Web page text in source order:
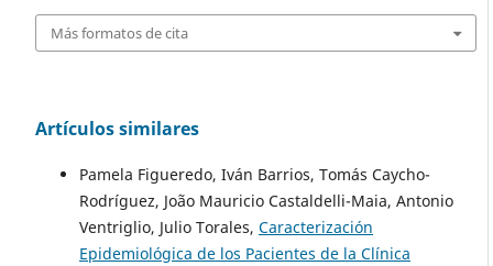
Más formatos de cita
Artículos similares
Pamela Figueredo, Iván Barrios, Tomás Caycho-
Rodríguez, João Mauricio Castaldelli-Maia, Antonio
Ventriglio, Julio Torales, Caracterización
Epidemiológica de los Pacientes de la Clínica